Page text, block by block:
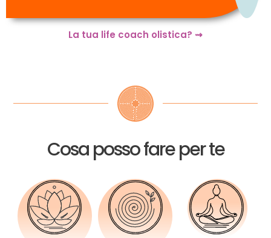
La tua life coach olistica? ⇝
Cosa posso fare per te